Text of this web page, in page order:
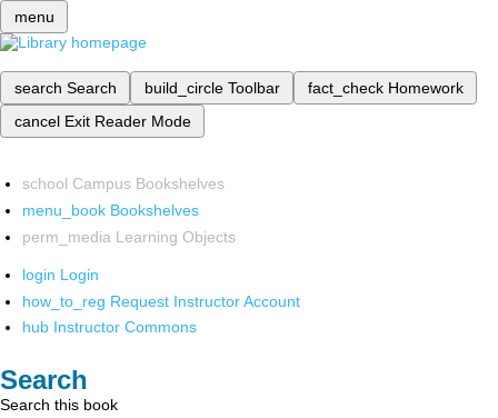
menu
search Search build_circle Toolbar fact_check Homework
cancel Exit Reader Mode
school Campus Bookshelves
menu_book Bookshelves
perm_media Learning Objects
login Login
how_to_reg Request Instructor Account
hub Instructor Commons
Search
Search this book